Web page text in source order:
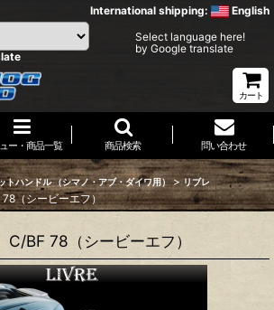
International shipping: English
Select language here!
by Google translate
カート
ー・商品一覧 商品検索 問い合わせ
トハンドル （シマノ・アブ・ダイワ用） > リブレ
（シービーエフ）
C/BF 78（シービーエフ）